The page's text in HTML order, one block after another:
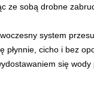
ze sobą drobne
system
płynnie, cicho i bez
się wody